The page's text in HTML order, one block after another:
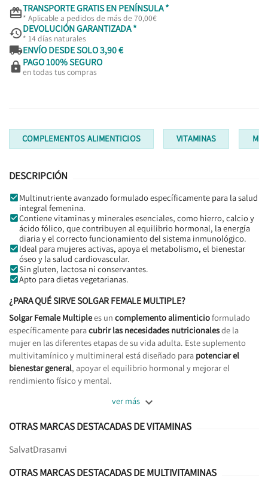
TRANSPORTE GRATIS EN PENÍNSULA *
* Aplicable a pedidos de más de 70,00€
DEVOLUCIÓN GARANTIZADA *
* 14 días naturales
ENVÍO DESDE SOLO 3,90 €
 PAGO 100% SEGURO
en todas tus compras
COMPLEMENTOS ALIMENTICIOS VITAMINAS
DESCRIPCIÓN
Multinutriente avanzado formulado específicamente para la salud
integral femenina.
Contiene vitaminas y minerales esenciales, como hierro, calcio y
ácido fólico, que contribuyen al equilibrio hormonal, la energía
diaria y el correcto funcionamiento del sistema inmunológico.
Ideal para mujeres activas, apoya el metabolismo, el bienestar
óseo y la salud cardiovascular.
Sin gluten, lactosa ni conservantes.
Apto para dietas vegetarianas.
¿PARA QUÉ SIRVE SOLGAR FEMALE MULTIPLE?
Solgar Female Multiplees un complemento alimenticioformulado
específicamente paracubrir las necesidades nutricionalesde la
mujer en las diferentes etapas de su vida adulta. Este suplemento
multivitamínico y multimineral está diseñado para potenciar el
bienestar general, apoyar el equilibrio hormonal y mejorar el
rendimiento físico y mental.
ver más 
OTRAS MARCAS DESTACADAS DE VITAMINAS
SalvatDrasanvi
OTRAS MARCAS DESTACADAS DE MULTIVITAMINAS